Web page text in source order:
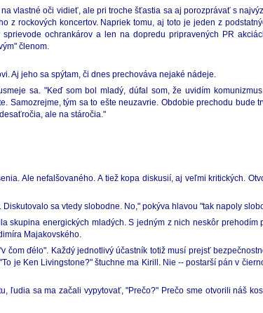
vlastné oči vidieť, ale pri troche šťastia sa aj porozprávať s
z rockových koncertov. Napriek tomu, aj toto je jeden z
ochrankárov a len na dopredu pripravených PR
členom.
Aj jeho sa spýtam, či dnes prechováva nejaké nádeje.
sa. "Keď som bol mladý, dúfal som, že uvidím
tým sa to ešte neuzavrie. Obdobie prechodu bude
ale na stáročia."
Ale nefalšovaného. A tiež kopa diskusií, aj veľmi kritických.
sa vtedy slobodne. No," pokýva hlavou "tak napoly
skupina energických mladých. S jedným z nich neskôr
Majakovského.
ďélo". Každý jednotlivý účastník totiž musí prejsť
je Ken Livingstone?" štuchne ma Kirill. Nie -- postarší pán v
ľudia sa ma začali vypytovať, "Prečo?" Prečo sme otvorili náš